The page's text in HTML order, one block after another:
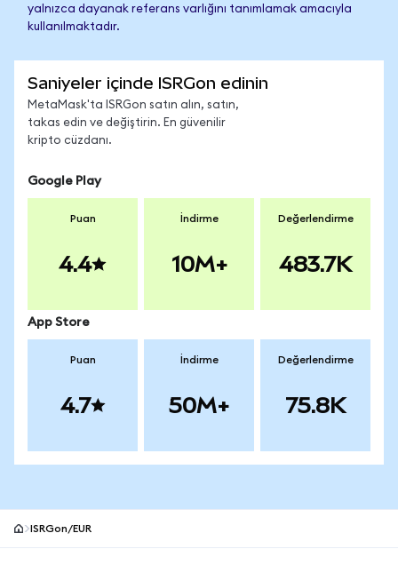
yalnızca dayanak referans varlığını tanımlamak amacıyla
kullanılmaktadır.
Saniyeler içinde ISRGon edinin
MetaMask'ta ISRGon satın alın, satın,
takas edin ve değiştirin. En güvenilir
kripto cüzdanı.
Google Play
Puan
4.4
İndirme
10M+
Değerlendirme
483.7K
App Store
Puan
4.7
İndirme
50M+
Değerlendirme
75.8K
ISRGon/EUR